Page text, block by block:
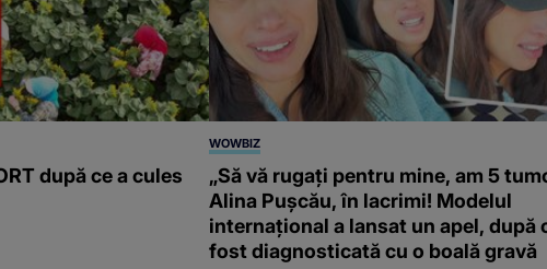
după ce a cules
WOWBIZ
„Să vă rugați pentru mine, am 5
Alina Pușcău, în lacrimi! Modelul
internațional a lansat un apel, după
fost diagnosticată cu o boală gravă